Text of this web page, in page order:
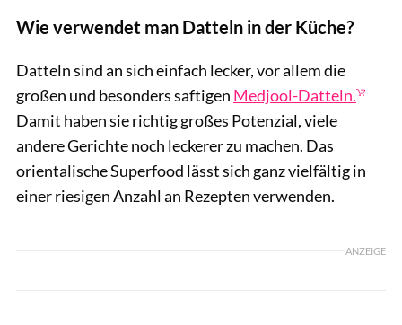
Wie verwendet man Datteln in der Küche?
Datteln sind an sich einfach lecker, vor allem die
großen und besonders saftigen Medjool-Datteln.
Damit haben sie richtig großes Potenzial, viele
andere Gerichte noch leckerer zu machen. Das
orientalische Superfood lässt sich ganz vielfältig in
einer riesigen Anzahl an Rezepten verwenden.
ANZEIGE